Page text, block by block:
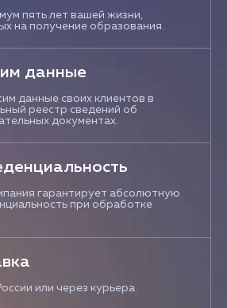
пять лет вашей жизни,
на получение образования.
данные
данные своих клиентов в
реестр сведений об
документах.
гарантирует абсолютную
при обработке
или через курьера.